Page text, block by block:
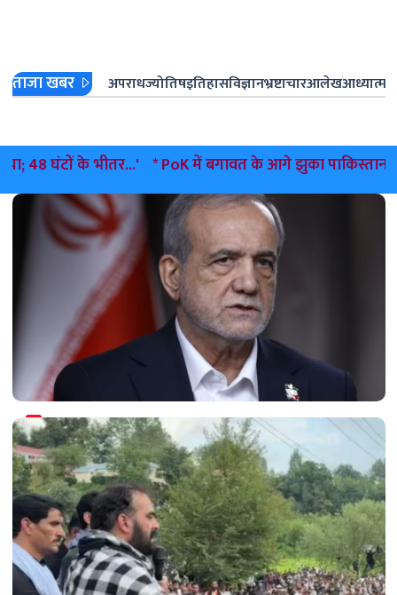
ताजा खबर अपराधज्योतिषइतिहासविज्ञानभ्रष्टाचारआलेखआध्यात्म
भीतर...' * PoK में बगावत के आगे झुका पाकिस्तान; अमन खान ने
ईरान संघर्ष पर पेज़ेशकियन का अहम बयान: 'हमने इसे शुरू नहीं
किया; 48 घंटों के भीतर...'